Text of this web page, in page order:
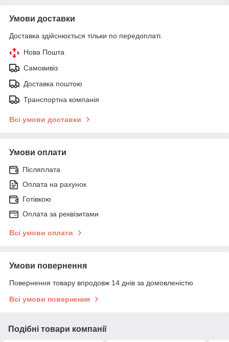
Умови доставки
Доставка здійснюється тільки по передоплаті.
Нова Пошта
Самовивіз
Доставка поштою
Транспортна компанія
Всі умови доставки
Умови оплати
Післяплата
Оплата на рахунок
Готівкою
Оплата за реквізитами
Всі умови оплати
Умови повернення
Повернення товару впродовж 14 днів за домовленістю
Всі умови повернення
Подібні товари компанії